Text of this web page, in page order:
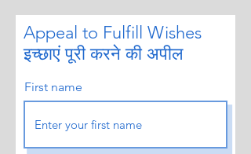
Appeal to Fulfill Wishes
इच्छाएं पूरी करने की अपील
First name